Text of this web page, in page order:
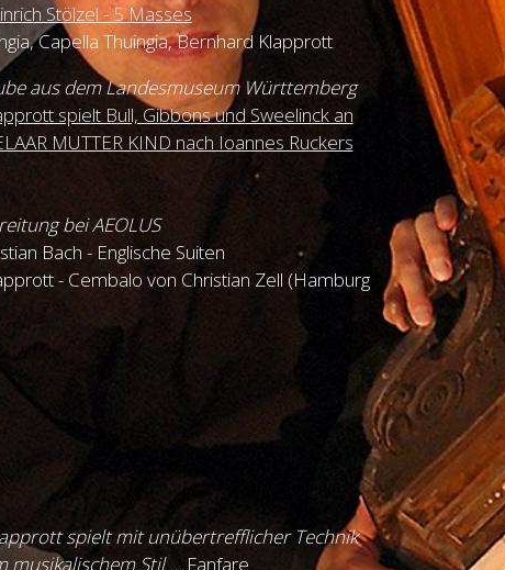
Stölzel - 5 Masses
Capella Thuingia, Bernhard Klapprott
aus dem Landesmuseum Württemberg
spielt Bull, Gibbons und Sweelinck an
MUTTER KIND nach Ioannes Ruckers
bei AEOLUS
Bach - Englische Suiten
- Cembalo von Christian Zell (Hamburg
spielt mit unübertrefflicher Technik
musikalischem Stil ... Fanfare